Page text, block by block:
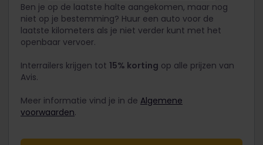
Ben je op de laatste halte aangekomen, maar nog
niet op je bestemming? Huur een auto voor de
laatste kilometers als je niet verder kunt met het
openbaar vervoer.
Interrailers krijgen tot 15% korting op alle prijzen van
Avis.
Meer informatie vind je in de Algemene
voorwaarden.